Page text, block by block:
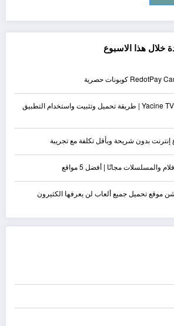
خلال هذا الاسبوع
شرح تطبيق Yacine TV 2026 | طريقة تحميل وتثبيت واستخدام التطبيق
بدون شريحة وبأقل تكلفة مع تجريبة
والمسلسلات مجانًا | أفضل 5 مواقع
موقع تحميل جميع ألعاب لن يعرفها الكثيرون